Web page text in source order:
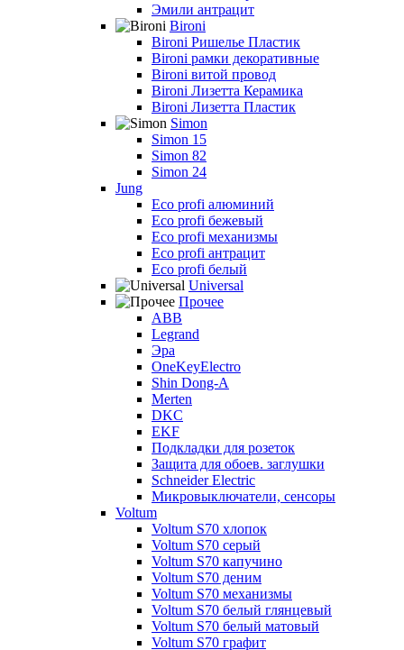
Эмили антрацит
Bironi
Bironi Ришелье Пластик
Bironi рамки декоративные
Bironi витой провод
Bironi Лизетта Керамика
Bironi Лизетта Пластик
Simon
Simon 15
Simon 82
Simon 24
Jung
Eco profi алюминий
Eco profi бежевый
Eco profi механизмы
Eco profi антрацит
Eco profi белый
Universal
Прочее
ABB
Legrand
Эра
OneKeyElectro
Shin Dong-A
Merten
DKC
EKF
Подкладки для розеток
Защита для обоев. заглушки
Schneider Electric
Микровыключатели, сенсоры
Voltum
Voltum S70 хлопок
Voltum S70 серый
Voltum S70 капучино
Voltum S70 деним
Voltum S70 механизмы
Voltum S70 белый глянцевый
Voltum S70 белый матовый
Voltum S70 графит